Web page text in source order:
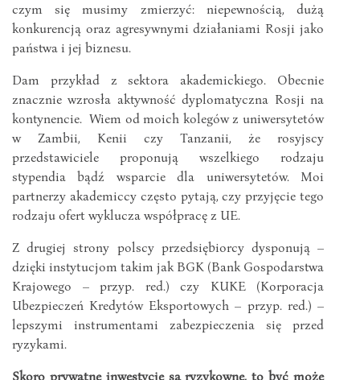
czym się musimy zmierzyć: niepewnością, dużą
konkurencją oraz agresywnymi działaniami Rosji jako
państwa i jej biznesu.
Dam przykład z sektora akademickiego. Obecnie
znacznie wzrosła aktywność dyplomatyczna Rosji na
kontynencie. Wiem od moich kolegów z uniwersytetów
w Zambii, Kenii czy Tanzanii, że rosyjscy
przedstawiciele proponują wszelkiego rodzaju
stypendia bądź wsparcie dla uniwersytetów. Moi
partnerzy akademiccy często pytają, czy przyjęcie tego
rodzaju ofert wyklucza współpracę z UE.
Z drugiej strony polscy przedsiębiorcy dysponują –
dzięki instytucjom takim jak BGK (Bank Gospodarstwa
Krajowego – przyp. red.) czy KUKE (Korporacja
Ubezpieczeń Kredytów Eksportowych – przyp. red.) –
lepszymi instrumentami zabezpieczenia się przed
ryzykami.
Skoro prywatne inwestycje są ryzykowne, to być może